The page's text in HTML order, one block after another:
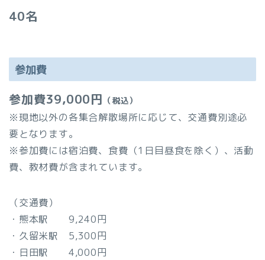
40名
参加費
参加費39,000円 （税込）
※現地以外の各集合解散場所に応じて、交通費別途必
要となります。
※参加費には宿泊費、食費（1日目昼食を除く）、活動
費、教材費が含まれています。
（交通費）
・熊本駅 9,240円
・久留米駅 5,300円
・日田駅 4,000円